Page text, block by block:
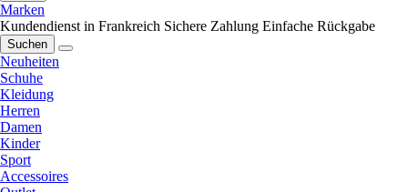
Marken
Kundendienst in Frankreich Sichere Zahlung Einfache Rückgabe
Suchen
Neuheiten
Schuhe
Kleidung
Herren
Damen
Kinder
Sport
Accessoires